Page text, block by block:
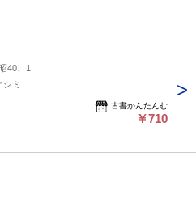
40、1
ミ
古書かんたんむ
￥710